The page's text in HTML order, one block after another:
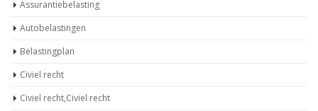
Civiel recht
Civiel recht,Civiel recht
Corona update
Dividendbelasting
Douane en Accijnzen